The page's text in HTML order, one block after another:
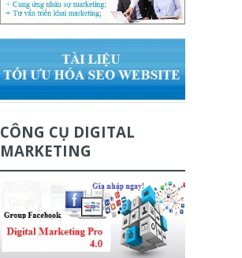
CÔNG CỤ DIGITAL
MARKETING